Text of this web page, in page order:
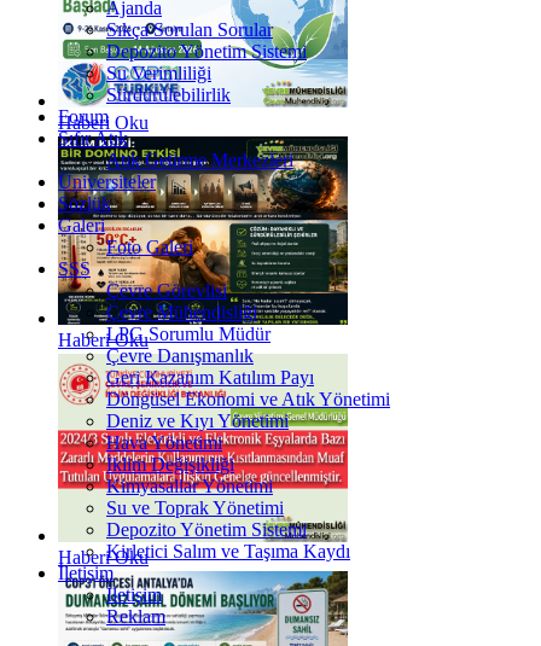
Haberi Oku
Haberi Oku
Haberi Oku
Ajanda
Sıkça Sorulan Sorular
Depozito Yönetim Sistemi
Su Verimliliği
Sürdürülebilirlik
Forum
Sıfır Atık
Atık Getirme Merkezleri
Üniversiteler
Sözlük
Galeri
Foto Galeri
SSS
Çevre Görevlisi
Çevre Mühendisliği
LPG Sorumlu Müdür
Çevre Danışmanlık
Geri Kazanım Katılım Payı
Döngüsel Ekonomi ve Atık Yönetimi
Deniz ve Kıyı Yönetimi
Hava Yönetimi
İklim Değişikliği
Kimyasallar Yönetimi
Su ve Toprak Yönetimi
Depozito Yönetim Sistemi
Kirletici Salım ve Taşıma Kaydı
İletişim
İletişim
Reklam